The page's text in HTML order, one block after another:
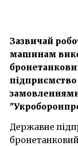
Зазвичай
машинам
Державне підприємство "Львівський